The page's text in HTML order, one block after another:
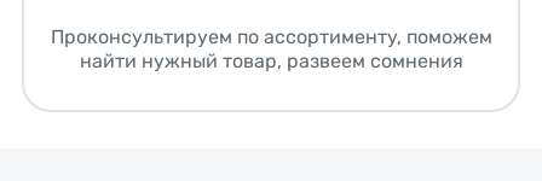
Проконсультируем по ассортименту, поможем
найти нужный товар, развеем сомнения